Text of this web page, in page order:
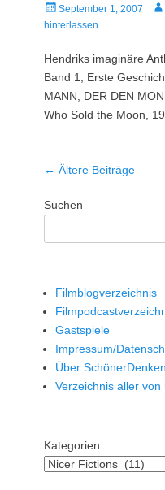
Veröffentlicht
am
September 1, 2007
hinterlassen
Hendriks imaginäre
Band 1, Erste
MANN, DER DEN
Who Sold the Moon,
Beitrag-
← Ältere Beiträge
Suchen
Filmblogverzeichnis
Gastspiele
Impressum/
Über SchönerDenken
Verzeichnis aller
Kategorien